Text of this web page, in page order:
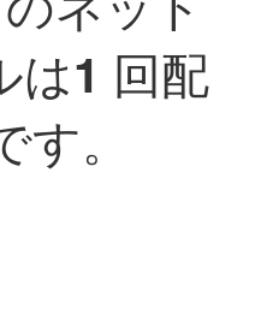
は1 回配
。